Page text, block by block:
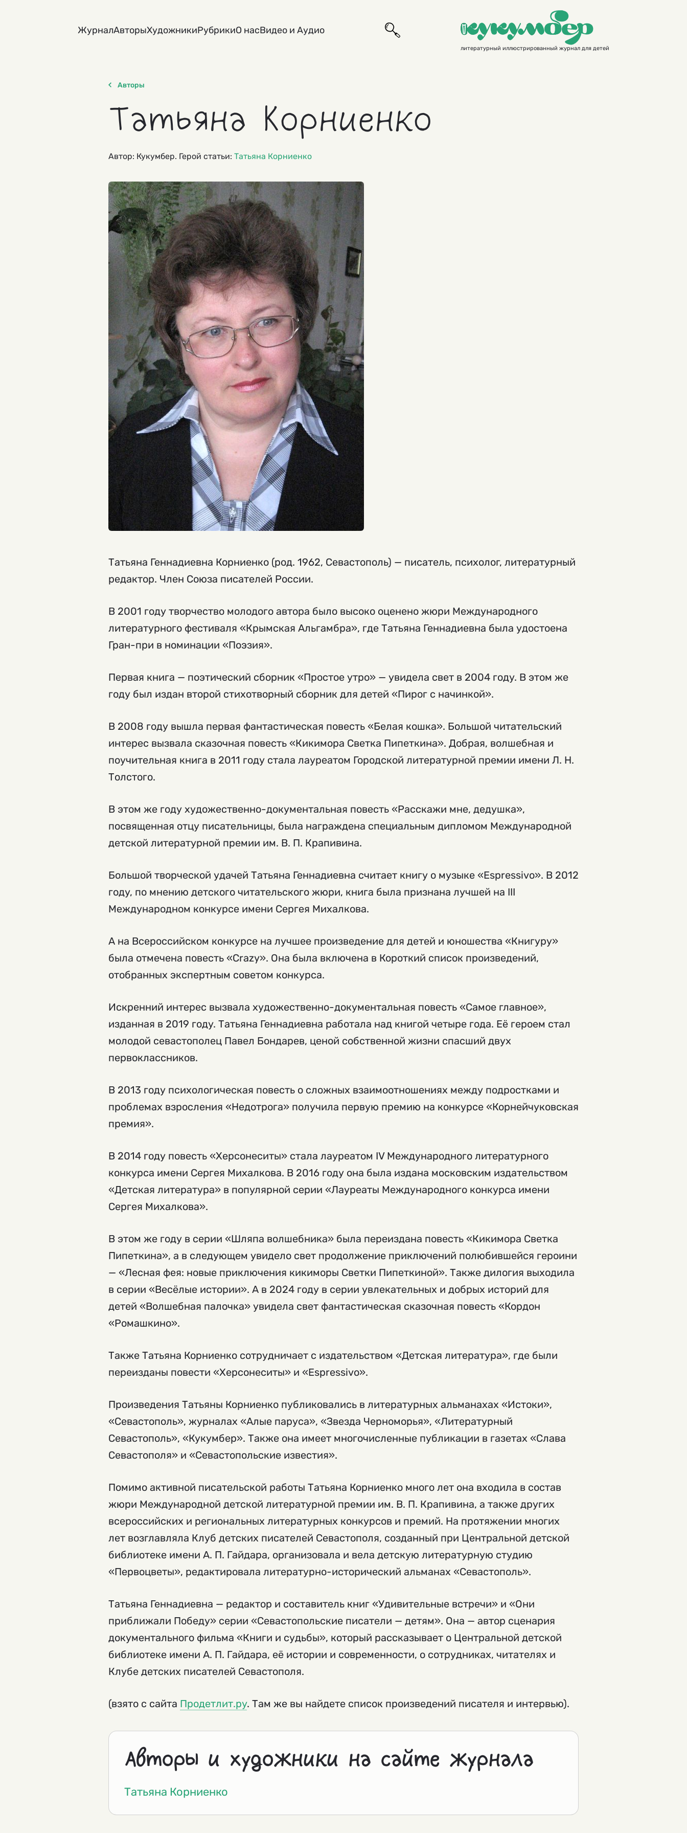
ЖурналАвторыХудожникиРубрикиО насВидео и Аудио
литературный иллюстрированный журнал для детей
Авторы
Татьяна Корниенко
Автор: Кукумбер. Герой статьи: Татьяна Корниенко
Татьяна Геннадиевна Корниенко (род. 1962, Севастополь) — писатель, психолог, литературный
редактор. Член Союза писателей России.
В 2001 году творчество молодого автора было высоко оценено жюри Международного
литературного фестиваля «Крымская Альгамбра», где Татьяна Геннадиевна была удостоена
Гран-при в номинации «Поэзия».
Первая книга — поэтический сборник «Простое утро» — увидела свет в 2004 году. В этом же
году был издан второй стихотворный сборник для детей «Пирог с начинкой».
В 2008 году вышла первая фантастическая повесть «Белая кошка». Большой читательский
интерес вызвала сказочная повесть «Кикимора Светка Пипеткина». Добрая, волшебная и
поучительная книга в 2011 году стала лауреатом Городской литературной премии имени Л. Н.
Толстого.
В этом же году художественно-документальная повесть «Расскажи мне, дедушка»,
посвященная отцу писательницы, была награждена специальным дипломом Международной
детской литературной премии им. В. П. Крапивина.
Большой творческой удачей Татьяна Геннадиевна считает книгу о музыке «Espressivo». В 2012
году, по мнению детского читательского жюри, книга была признана лучшей на III
Международном конкурсе имени Сергея Михалкова.
А на Всероссийском конкурсе на лучшее произведение для детей и юношества «Книгуру»
была отмечена повесть «Crazy». Она была включена в Короткий список произведений,
отобранных экспертным советом конкурса.
Искренний интерес вызвала художественно-документальная повесть «Самое главное»,
изданная в 2019 году. Татьяна Геннадиевна работала над книгой четыре года. Её героем стал
молодой севастополец Павел Бондарев, ценой собственной жизни спасший двух
первоклассников.
В 2013 году психологическая повесть о сложных взаимоотношениях между подростками и
проблемах взросления «Недотрога» получила первую премию на конкурсе «Корнейчуковская
премия».
В 2014 году повесть «Херсонеситы» стала лауреатом IV Международного литературного
конкурса имени Сергея Михалкова. В 2016 году она была издана московским издательством
«Детская литература» в популярной серии «Лауреаты Международного конкурса имени
Сергея Михалкова».
В этом же году в серии «Шляпа волшебника» была переиздана повесть «Кикимора Светка
Пипеткина», а в следующем увидело свет продолжение приключений полюбившейся героини
— «Лесная фея: новые приключения кикиморы Светки Пипеткиной». Также дилогия выходила
в серии «Весёлые истории». А в 2024 году в серии увлекательных и добрых историй для
детей «Волшебная палочка» увидела свет фантастическая сказочная повесть «Кордон
«Ромашкино».
Также Татьяна Корниенко сотрудничает с издательством «Детская литература», где были
переизданы повести «Херсонеситы» и «Espressivo».
Произведения Татьяны Корниенко публиковались в литературных альманахах «Истоки»,
«Севастополь», журналах «Алые паруса», «Звезда Черноморья», «Литературный
Севастополь», «Кукумбер». Также она имеет многочисленные публикации в газетах «Слава
Севастополя» и «Севастопольские известия».
Помимо активной писательской работы Татьяна Корниенко много лет она входила в состав
жюри Международной детской литературной премии им. В. П. Крапивина, а также других
всероссийских и региональных литературных конкурсов и премий. На протяжении многих
лет возглавляла Клуб детских писателей Севастополя, созданный при Центральной детской
библиотеке имени А. П. Гайдара, организовала и вела детскую литературную студию
«Первоцветы», редактировала литературно-исторический альманах «Севастополь».
Татьяна Геннадиевна — редактор и составитель книг «Удивительные встречи» и «Они
приближали Победу» серии «Севастопольские писатели — детям». Она — автор сценария
документального фильма «Книги и судьбы», который рассказывает о Центральной детской
библиотеке имени А. П. Гайдара, её истории и современности, о сотрудниках, читателях и
Клубе детских писателей Севастополя.
(взято с сайта Продетлит.ру. Там же вы найдете список произведений писателя и интервью).
Авторы и художники на сайте журнала
Татьяна Корниенко